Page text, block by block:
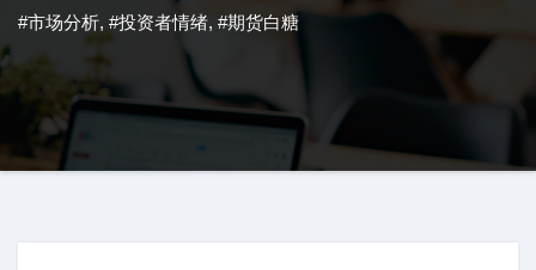
#市场分析, #投资者情绪, #期货白糖